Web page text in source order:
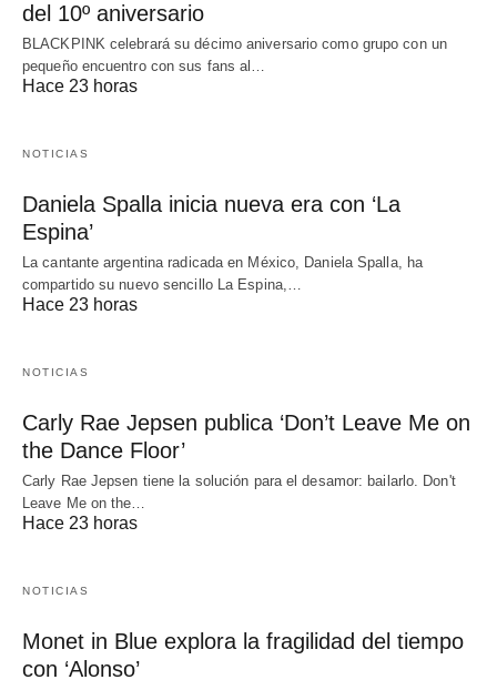
del 10º aniversario
BLACKPINK celebrará su décimo aniversario como grupo con un
pequeño encuentro con sus fans al…
Hace 23 horas
NOTICIAS
Daniela Spalla inicia nueva era con ‘La
Espina’
La cantante argentina radicada en México, Daniela Spalla, ha
compartido su nuevo sencillo La Espina,…
Hace 23 horas
NOTICIAS
Carly Rae Jepsen publica ‘Don’t Leave Me on
the Dance Floor’
Carly Rae Jepsen tiene la solución para el desamor: bailarlo. Don't
Leave Me on the…
Hace 23 horas
NOTICIAS
Monet in Blue explora la fragilidad del tiempo
con ‘Alonso’